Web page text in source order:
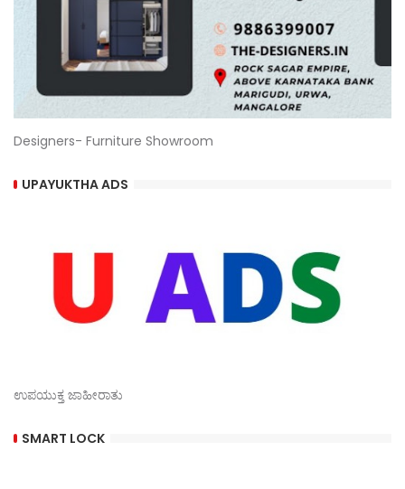
Designers- Furniture Showroom
UPAYUKTHA ADS
ಉಪಯುಕ್ತ ಜಾಹೀರಾತು
SMART LOCK